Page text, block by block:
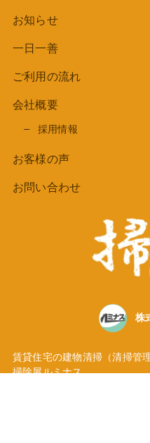
お知らせ
一日一善
ご利用の流れ
会社概要
採用情報
お客様の声
お問い合わせ
株
賃貸住宅の建物清掃（清掃管
掃除屋ルミナス